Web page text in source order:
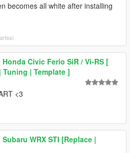
becomes all white after installing
Honda Civic Ferio SiR / Vi-RS [
| Template ]
<3
Subaru WRX STI [Replace |